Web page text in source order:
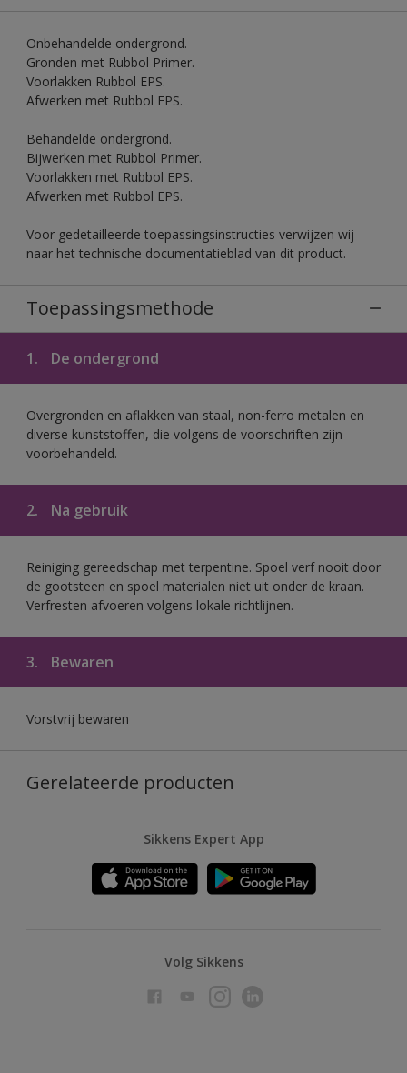
Onbehandelde ondergrond.
Gronden met Rubbol Primer.
Voorlakken Rubbol EPS.
Afwerken met Rubbol EPS.
Behandelde ondergrond.
Bijwerken met Rubbol Primer.
Voorlakken met Rubbol EPS.
Afwerken met Rubbol EPS.
Voor gedetailleerde toepassingsinstructies verwijzen wij
naar het technische documentatieblad van dit product.
Toepassingsmethode
1. De ondergrond
Overgronden en aflakken van staal, non-ferro metalen en
diverse kunststoffen, die volgens de voorschriften zijn
voorbehandeld.
2. Na gebruik
Reiniging gereedschap met terpentine. Spoel verf nooit door
de gootsteen en spoel materialen niet uit onder de kraan.
Verfresten afvoeren volgens lokale richtlijnen.
3. Bewaren
Vorstvrij bewaren
Gerelateerde producten
Sikkens Expert App
Volg Sikkens